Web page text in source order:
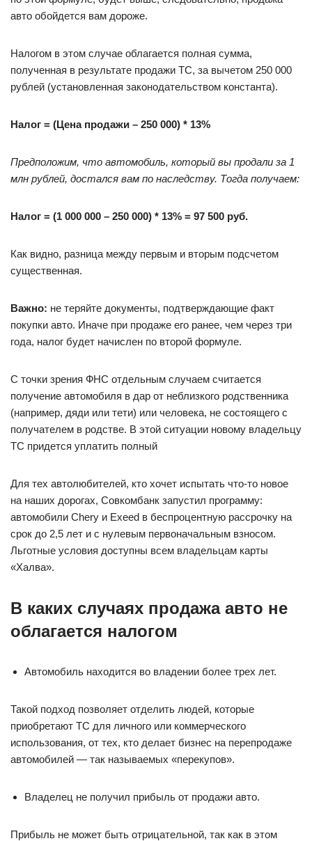
авто обойдется вам дороже.
Налогом в этом случае облагается полная сумма,
полученная в результате продажи ТС, за вычетом 250 000
рублей (установленная законодательством константа).
Налог = (Цена продажи – 250 000) * 13%
Предположим, что автомобиль, который вы продали за 1
млн рублей, достался вам по наследству. Тогда получаем:
Налог = (1 000 000 – 250 000) * 13% = 97 500 руб.
Как видно, разница между первым и вторым подсчетом
существенная.
Важно: не теряйте документы, подтверждающие факт
покупки авто. Иначе при продаже его ранее, чем через три
года, налог будет начислен по второй формуле.
С точки зрения ФНС отдельным случаем считается
получение автомобиля в дар от неблизкого родственника
(например, дяди или тети) или человека, не состоящего с
получателем в родстве. В этой ситуации новому владельцу
ТС придется уплатить полный
Для тех автолюбителей, кто хочет испытать что-то новое
на наших дорогах, Совкомбанк запустил программу:
автомобили Chery и Exeed в беспроцентную рассрочку на
срок до 2,5 лет и с нулевым первоначальным взносом.
Льготные условия доступны всем владельцам карты
«Халва».
В каких случаях продажа авто не
облагается налогом
Автомобиль находится во владении более трех лет.
Такой подход позволяет отделить людей, которые
приобретают ТС для личного или коммерческого
использования, от тех, кто делает бизнес на перепродаже
автомобилей — так называемых «перекупов».
Владелец не получил прибыль от продажи авто.
Прибыль не может быть отрицательной, так как в этом